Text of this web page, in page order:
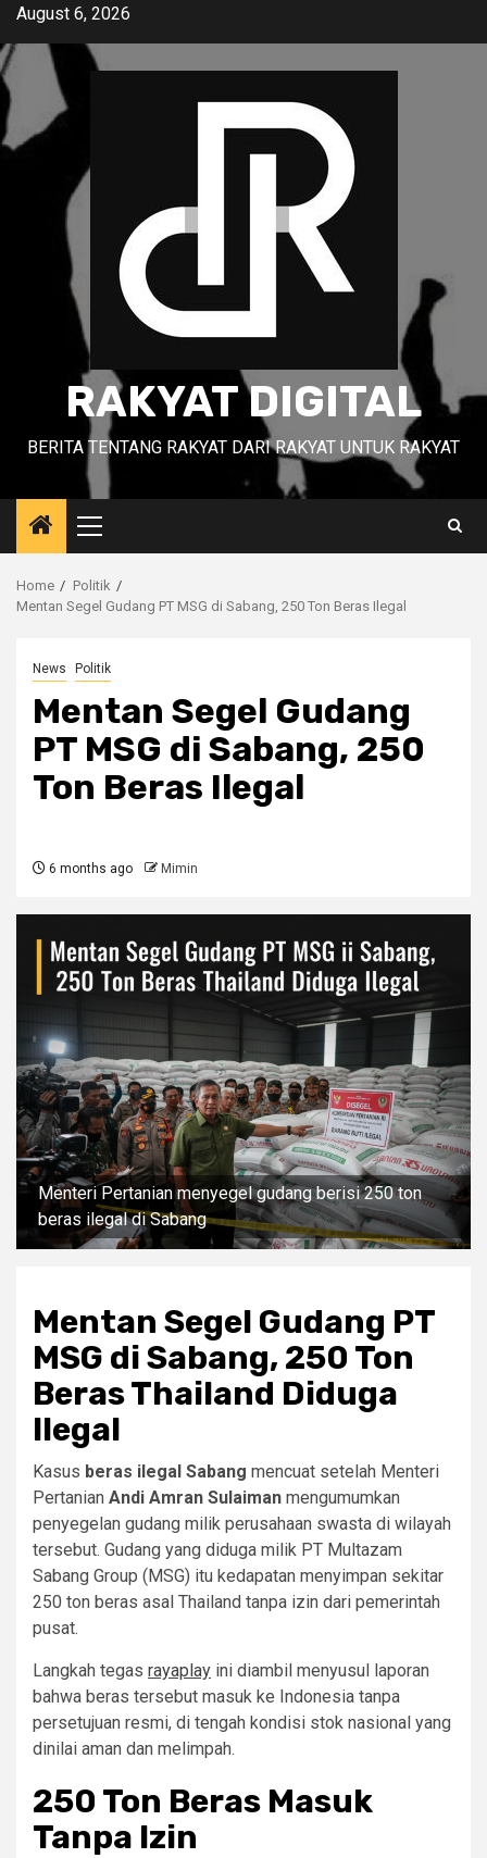
Skip
content
August 6, 2026
RAKYAT DIGITAL
BERITA TENTANG RAKYAT DARI RAKYAT UNTUK RAKYAT
Primary
Menu
Home
Politik
Mentan Segel Gudang PT MSG di Sabang, 250 Ton Beras Ilegal
News Politik
Mentan Segel Gudang
PT MSG di Sabang, 250
Ton Beras Ilegal
6 months ago Mimin
Menteri Pertanian menyegel gudang berisi 250 ton
beras ilegal di Sabang
Mentan Segel Gudang PT
MSG di Sabang, 250 Ton
Beras Thailand Diduga
Ilegal
Kasus beras ilegal Sabang mencuat setelah Menteri
Pertanian Andi Amran Sulaiman mengumumkan
penyegelan gudang milik perusahaan swasta di wilayah
tersebut. Gudang yang diduga milik PT Multazam
Sabang Group (MSG) itu kedapatan menyimpan sekitar
250 ton beras asal Thailand tanpa izin dari pemerintah
pusat.
Langkah tegas rayaplay ini diambil menyusul laporan
bahwa beras tersebut masuk ke Indonesia tanpa
persetujuan resmi, di tengah kondisi stok nasional yang
dinilai aman dan melimpah.
250 Ton Beras Masuk
Tanpa Izin